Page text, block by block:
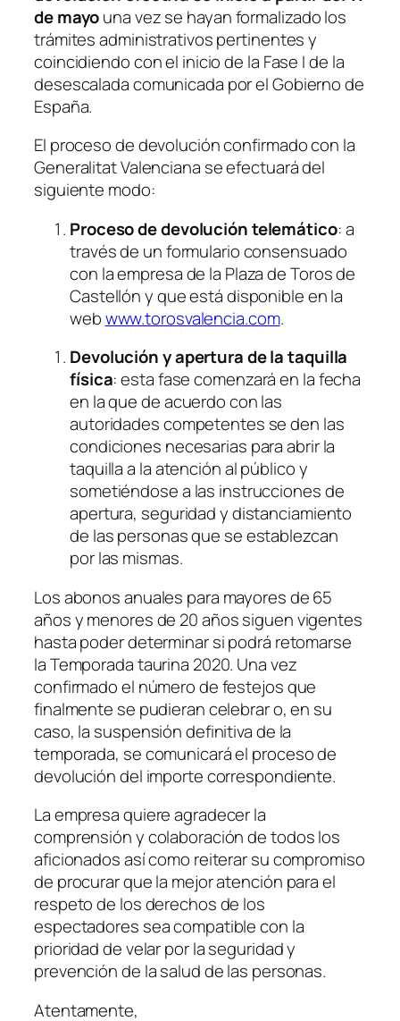
de mayouna vez se hayan formalizado los
trámites administrativos pertinentes y
coincidiendo con el inicio de la Fase I de la
desescalada comunicada por el Gobierno de
España.
El proceso de devolución confirmado con la
Generalitat Valenciana se efectuará del
siguiente modo:
Proceso de devolución telemático: a
través de un formulario consensuado
con la empresa de la Plaza de Toros de
Castellón y que está disponible en la
webwww.torosvalencia.com.
Devolución y apertura de la taquilla
física: esta fase comenzará en la fecha
en la que de acuerdo con las
autoridades competentes se den las
condiciones necesarias para abrir la
taquilla a la atención al público y
sometiéndose a las instrucciones de
apertura, seguridad y distanciamiento
de las personas que se establezcan
por las mismas.
Los abonos anuales para mayores de 65
años y menores de 20 años siguen vigentes
hasta poder determinar si podrá retomarse
la Temporada taurina 2020. Una vez
confirmado el número de festejos que
finalmente se pudieran celebrar o, en su
caso, la suspensión definitiva de la
temporada, se comunicará el proceso de
devolución del importe correspondiente.
La empresa quiere agradecer la
comprensión y colaboración de todos los
aficionados así como reiterar su compromiso
de procurar que la mejor atención para el
respeto de los derechos de los
espectadores sea compatible con la
prioridad de velar por la seguridad y
prevención de la salud de las personas.
Atentamente,